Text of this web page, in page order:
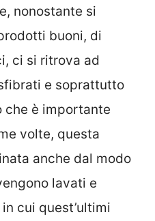
nonostante si
buoni, di
ci si ritrova ad
e soprattutto
che è importante
volte, questa
anche dal modo
lavati e
cui quest’ultimi